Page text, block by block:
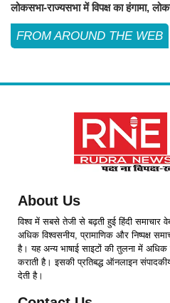
लोकसभा-राज्यसभा में विपक्ष का हंगामा,
FROM AROUND THE WEB
About Us
विश्व में सबसे तेजी से बढ़ती हुई हिंदी समाचार
अधिक विश्वसनीय, प्रामाणिक और निष्पक्ष
है। यह अन्य भाषाई साइटों की तुलना में अधिक
कराती है। इसकी प्रतिबद्ध ऑनलाइन
देती है।